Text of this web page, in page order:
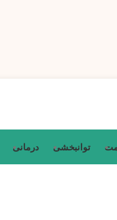
توانبخشی درمانی